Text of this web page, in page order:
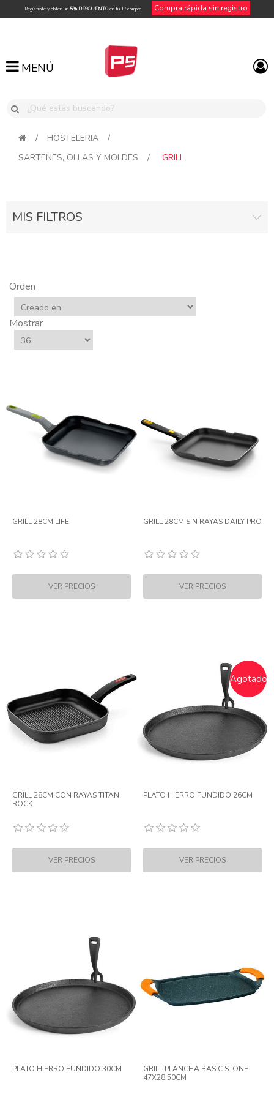
Regístrate y obtén un 5% DESCUENTOen tu 1ª compra Compra rápida sin registro
MENÚ
MENÚ
/ HOSTELERIA
/
SARTENES, OLLAS Y MOLDES
/ GRILL
MIS FILTROS
Orden
Mostrar
GRILL 28CM LIFE GRILL 28CM SIN RAYAS DAILY PRO
GRILL 28CM CON RAYAS TITAN
ROCK
Agotado
PLATO HIERRO FUNDIDO 26CM
PLATO HIERRO FUNDIDO 30CM
GRILL PLANCHA BASIC STONE
47X28,50CM